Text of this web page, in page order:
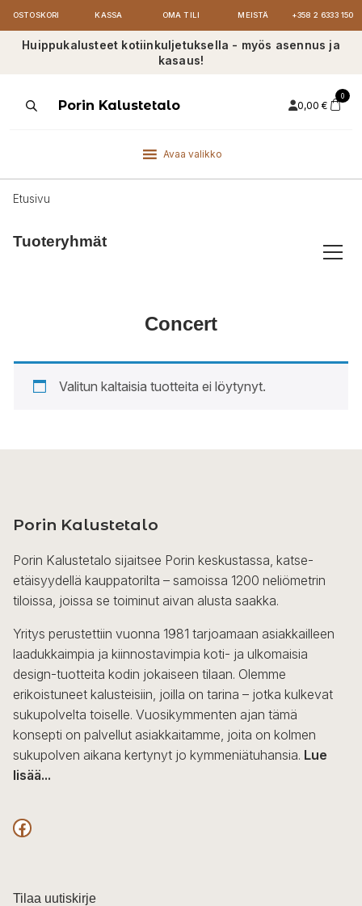
OSTOSKORI KASSA OMA TILI MEISTÄ +358 2 6333 150
Huippukalusteet kotiinkuljetuksella - myös asennus ja
kasaus!
ProductsPorin Kalustetalo 0,00 €
0
Avaa valikko
Etusivu
Tuoteryhmät
Concert
Valitun kaltaisia tuotteita ei löytynyt.
Porin Kalustetalo
Porin Kalustetalo sijaitsee Porin keskustassa, katse-
etäisyydellä kauppatorilta – samoissa 1200 neliömetrin
tiloissa, joissa se toiminut aivan alusta saakka.
Yritys perustettiin vuonna 1981 tarjoamaan asiakkailleen
laadukkaimpia ja kiinnostavimpia koti- ja ulkomaisia
design-tuotteita kodin jokaiseen tilaan. Olemme
erikoistuneet kalusteisiin, joilla on tarina – jotka kulkevat
sukupolvelta toiselle. Vuosikymmenten ajan tämä
konsepti on palvellut asiakkaitamme, joita on kolmen
sukupolven aikana kertynyt jo kymmeniätuhansia. Lue
lisää...
F
c
Tilaa uutiskirje